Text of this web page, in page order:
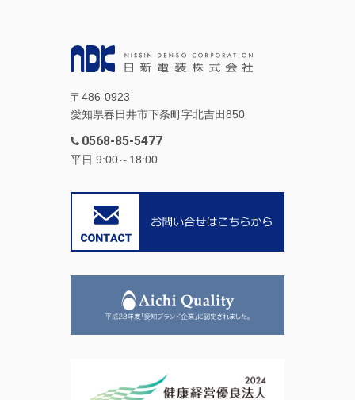
〒486-0923
愛知県春日井市下条町字北吉田850
0568-85-5477
平日 9:00～18:00